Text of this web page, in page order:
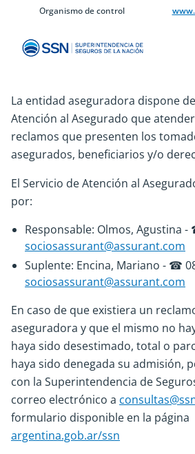
Organismo de control
La entidad aseguradora dispone
Atención al Asegurado que
reclamos que presenten los
asegurados, beneficiarios y/o
El Servicio de Atención al
por:
Responsable: Olmos, Agustina
sociosassurant@assurant.com
Suplente: Encina, Mariano - ☎
sociosassurant@assurant.com
En caso de que existiera un
aseguradora y que el mismo no
haya sido desestimado, total o
haya sido denegada su admisión,
con la Superintendencia de
correo electrónico a
formulario disponible en la página
argentina.gob.ar/ssn